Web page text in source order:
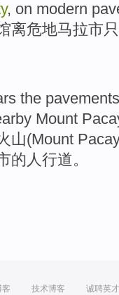
, on modern
离危地马拉市
the pavements
Mount
山(Mount
的 人行道。
客 技术博客 诚聘英才